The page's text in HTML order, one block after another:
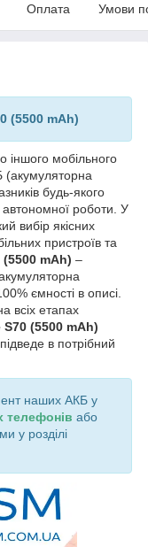
Оплата Умови
(5500 mAh)
мобільного
(акумуляторна
будь-якого
роботи. У
вибір якісних
пристроїв та
mAh) –
ємності в описі.
всіх етапах
(5500 mAh)
в потрібний
наших АКБ у
телефонів або
у розділі